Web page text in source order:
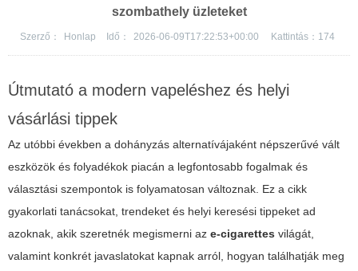
szombathely üzleteket
Szerző： Honlap Idő： 2026-06-09T17:22:53+00:00 Kattintás： 174
Útmutató a modern vapeléshez és helyi
vásárlási tippek
Az utóbbi években a dohányzás alternatívájaként népszerűvé vált
eszközök és folyadékok piacán a legfontosabb fogalmak és
választási szempontok is folyamatosan változnak. Ez a cikk
gyakorlati tanácsokat, trendeket és helyi keresési tippeket ad
azoknak, akik szeretnék megismerni az e-cigarettes világát,
valamint konkrét javaslatokat kapnak arról, hogyan találhatják meg